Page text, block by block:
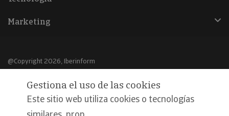
Marketing
@Copyright 2026, Iberinform
Aviso legal
Política de cookies
Gestiona el uso de las cookies
Este sitio web utiliza cookies o tecnologías